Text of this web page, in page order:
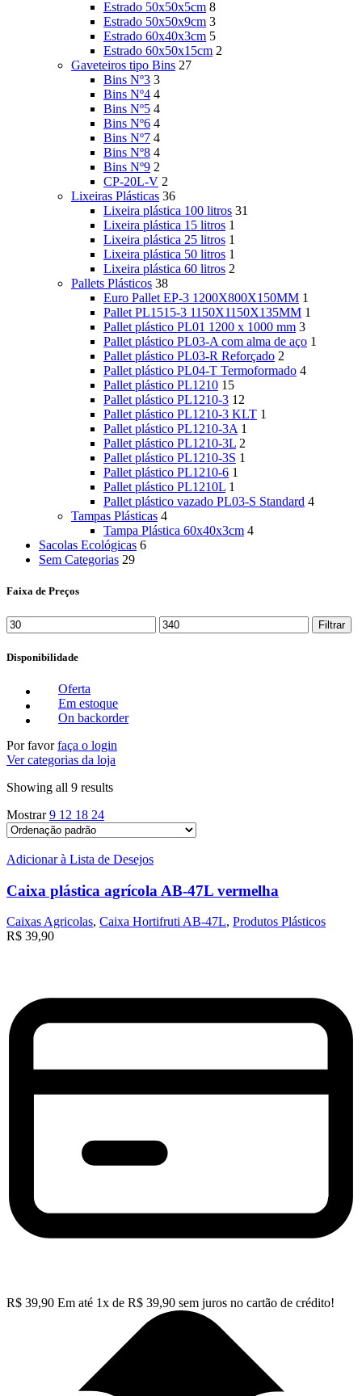
Estrado 50x50x5cm 8
Estrado 50x50x9cm 3
Estrado 60x40x3cm 5
Estrado 60x50x15cm 2
Gaveteiros tipo Bins 27
Bins Nº3 3
Bins Nº4 4
Bins Nº5 4
Bins Nº6 4
Bins Nº7 4
Bins Nº8 4
Bins Nº9 2
CP-20L-V 2
Lixeiras Plásticas 36
Lixeira plástica 100 litros 31
Lixeira plástica 15 litros 1
Lixeira plástica 25 litros 1
Lixeira plástica 50 litros 1
Lixeira plástica 60 litros 2
Pallets Plásticos 38
Euro Pallet EP-3 1200X800X150MM 1
Pallet PL1515-3 1150X1150X135MM 1
Pallet plástico PL01 1200 x 1000 mm 3
Pallet plástico PL03-A com alma de aço 1
Pallet plástico PL03-R Reforçado 2
Pallet plástico PL04-T Termoformado 4
Pallet plástico PL1210 15
Pallet plástico PL1210-3 12
Pallet plástico PL1210-3 KLT 1
Pallet plástico PL1210-3A 1
Pallet plástico PL1210-3L 2
Pallet plástico PL1210-3S 1
Pallet plástico PL1210-6 1
Pallet plástico PL1210L 1
Pallet plástico vazado PL03-S Standard 4
Tampas Plásticas 4
Tampa Plástica 60x40x3cm 4
Sacolas Ecológicas 6
Sem Categorias 29
Faixa de Preços
Preço
mínimo
Preço
máximo
Filtrar
Disponibilidade
Oferta
Em estoque
On backorder
Por favorfaça o login
Ver categorias da loja
Showing all 9 results
Mostrar9 12 18 24
Adicionar à Lista de Desejos
Caixa plástica agrícola AB-47L vermelha
Caixas Agricolas, Caixa Hortifruti AB-47L, Produtos Plásticos
R$ 39,90
R$ 39,90 Em até 1x de R$ 39,90 sem juros no cartão de crédito!